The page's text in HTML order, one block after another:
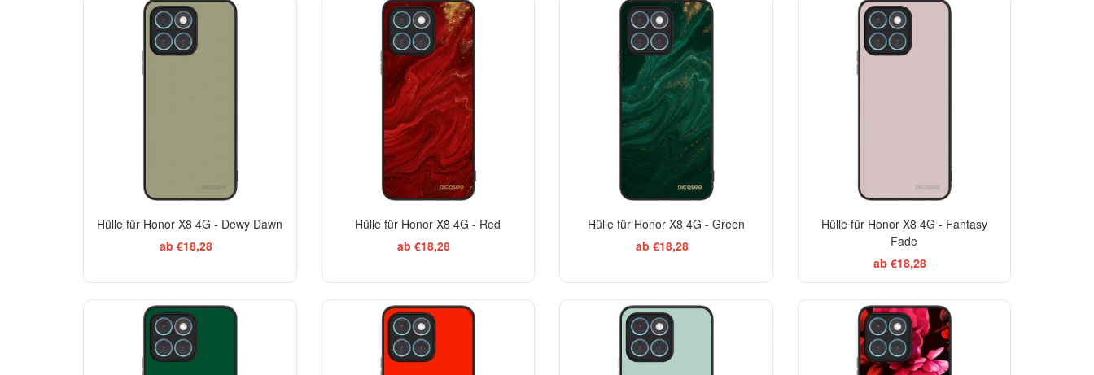
Hülle für Honor X8 4G - Dewy Dawn
ab €18,28
Hülle für Honor X8 4G - Red
ab €18,28
BESTSELLER
Hülle für Honor X8 4G - Green
ab €18,28
Hülle für Honor X8 4G - Fantasy
Fade
ab €18,28